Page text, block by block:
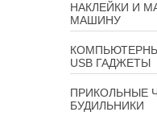
НАКЛЕЙКИ И
МАШИНУ
USB ГАДЖЕТЫ
ПРИКОЛЬНЫЕ
БУДИЛЬНИКИ